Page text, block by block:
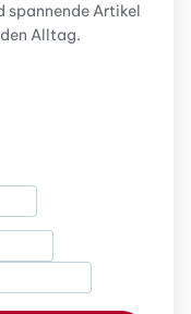
spannende Artikel
Alltag.